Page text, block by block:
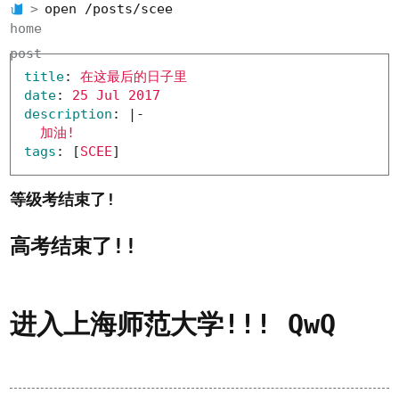
open /posts/scee
home
post
title:
在这最后的日子里
date:
25 Jul 2017
description :
|-
加油!
tags : [SCEE]
等级考结束了!
高考结束了!!
进入上海师范大学!!! QwQ